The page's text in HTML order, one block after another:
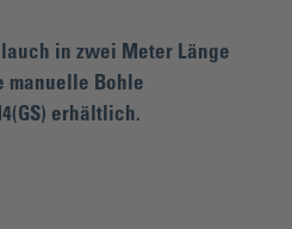
in zwei Meter Länge
manuelle Bohle
erhältlich.